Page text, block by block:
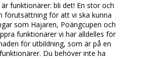
funktionärer: bli det! En stor och
förutsättning för att vi ska kunna
som Hajaren, Poängcupen och
funktionärer vi har alldelles för
för utbildning, som är på en
Du behöver inte ha